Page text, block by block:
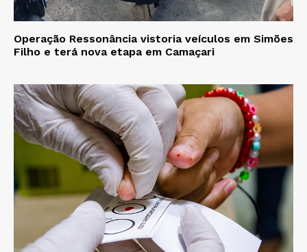
Operação Ressonância vistoria veículos em Simões
Filho e terá nova etapa em Camaçari